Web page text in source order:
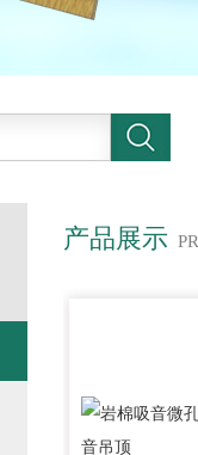
产品展示